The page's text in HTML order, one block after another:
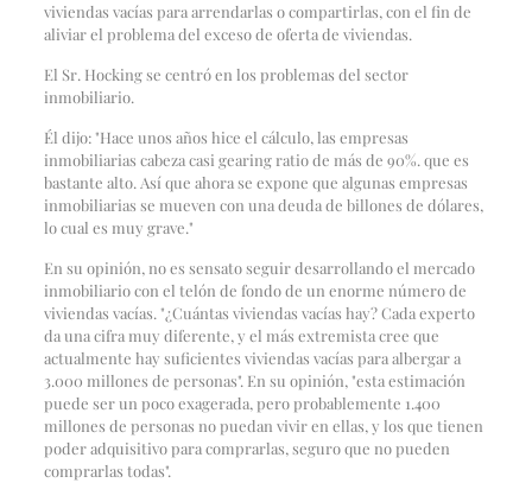
viviendas vacías para arrendarlas o compartirlas, con el fin de
aliviar el problema del exceso de oferta de viviendas.
El Sr. Hocking se centró en los problemas del sector
inmobiliario.
Él dijo: "Hace unos años hice el cálculo, las empresas
inmobiliarias cabeza casi gearing ratio de más de 90%. que es
bastante alto. Así que ahora se expone que algunas empresas
inmobiliarias se mueven con una deuda de billones de dólares,
lo cual es muy grave."
En su opinión, no es sensato seguir desarrollando el mercado
inmobiliario con el telón de fondo de un enorme número de
viviendas vacías. "¿Cuántas viviendas vacías hay? Cada experto
da una cifra muy diferente, y el más extremista cree que
actualmente hay suficientes viviendas vacías para albergar a
3.000 millones de personas". En su opinión, "esta estimación
puede ser un poco exagerada, pero probablemente 1.400
millones de personas no puedan vivir en ellas, y los que tienen
poder adquisitivo para comprarlas, seguro que no pueden
comprarlas todas".